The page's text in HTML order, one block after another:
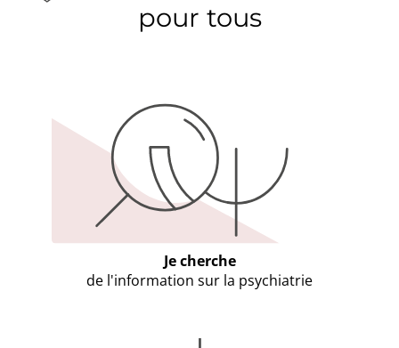
pour tous
Je cherche
de l'information sur la psychiatrie